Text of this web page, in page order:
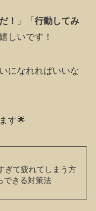
！ 」「 行動してみ
しいです！
になれればいいな
す🌟
ぎて疲れてしまう方
できる対策法